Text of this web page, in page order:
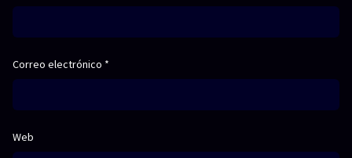
Correo electrónico *
Web